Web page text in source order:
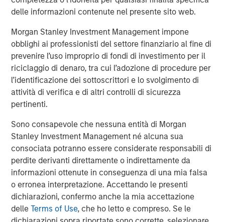
delle informazioni contenute nel presente sito web.
Morgan Stanley Investment Management impone
obblighi ai professionisti del settore finanziario al fine di
prevenire l’uso improprio di fondi di investimento per il
riciclaggio di denaro, tra cui l’adozione di procedure per
l’identificazione dei sottoscrittori e lo svolgimento di
attività di verifica e di altri controlli di sicurezza
pertinenti.
Sono consapevole che nessuna entità di Morgan
Stanley Investment Management né alcuna sua
consociata potranno essere considerate responsabili di
perdite derivanti direttamente o indirettamente da
informazioni ottenute in conseguenza di una mia falsa
o erronea interpretazione. Accettando le presenti
dichiarazioni, confermo anche la mia accettazione
delleTerms of Use, che ho letto e compreso. Se le
Morgan Stanley also became a HighQ customer.
Goldman Sachs.
About Morgan Stanley Expansion Capital
Morgan Stanley Expansion Capital is the growth-focused
private investment platform within Morgan Stanley
Investment Management. Funds managed by Morgan
investments within technology, healthcare, consumer,
digital media and other high growth sectors. For over
three decades, Morgan Stanley Expansion Capital has
successfully pursued growth investment opportunities
and has completed investments in over 190 companies
leveraging the global brand and network of Morgan
Stanley. For further information about Morgan Stanley
Expansion Capital, please